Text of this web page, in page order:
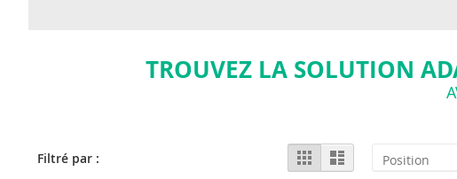
TROUVEZ LA SOLUTION
View
as
Grid List
Filtré par :